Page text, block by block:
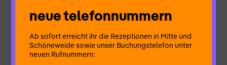
Sohn, den Nicolo vor langer Zeit als Ziehsohn ersetzte. Als
Gespräch, das mehr als nur einen rachsüchtigen, besessenen
Geist offenbart. Inspiriert durch Heinrich von Kleists Novelle
„Der Findling“ erzählt das Stück „Lass sie tanzen“ eine
neue telefonnummern
Ab sofort erreicht ihr die Rezeptionen in Mitte und
Schöneweide sowie unser Buchungstelefon unter
neuen Rufnummern: